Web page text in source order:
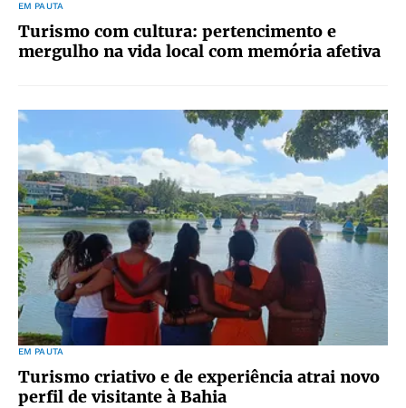
EM PAUTA
Turismo com cultura: pertencimento e
mergulho na vida local com memória afetiva
EM PAUTA
Turismo criativo e de experiência atrai novo
perfil de visitante à Bahia